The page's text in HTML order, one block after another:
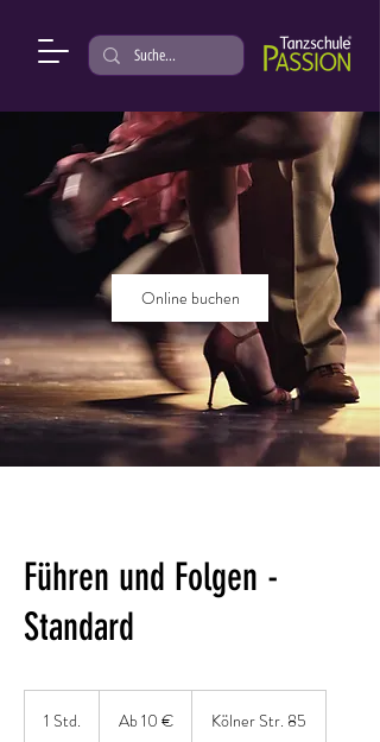
Online buchen
Führen und Folgen -
Standard
1 Std.
EuroAb 10 € Kölner Str. 85